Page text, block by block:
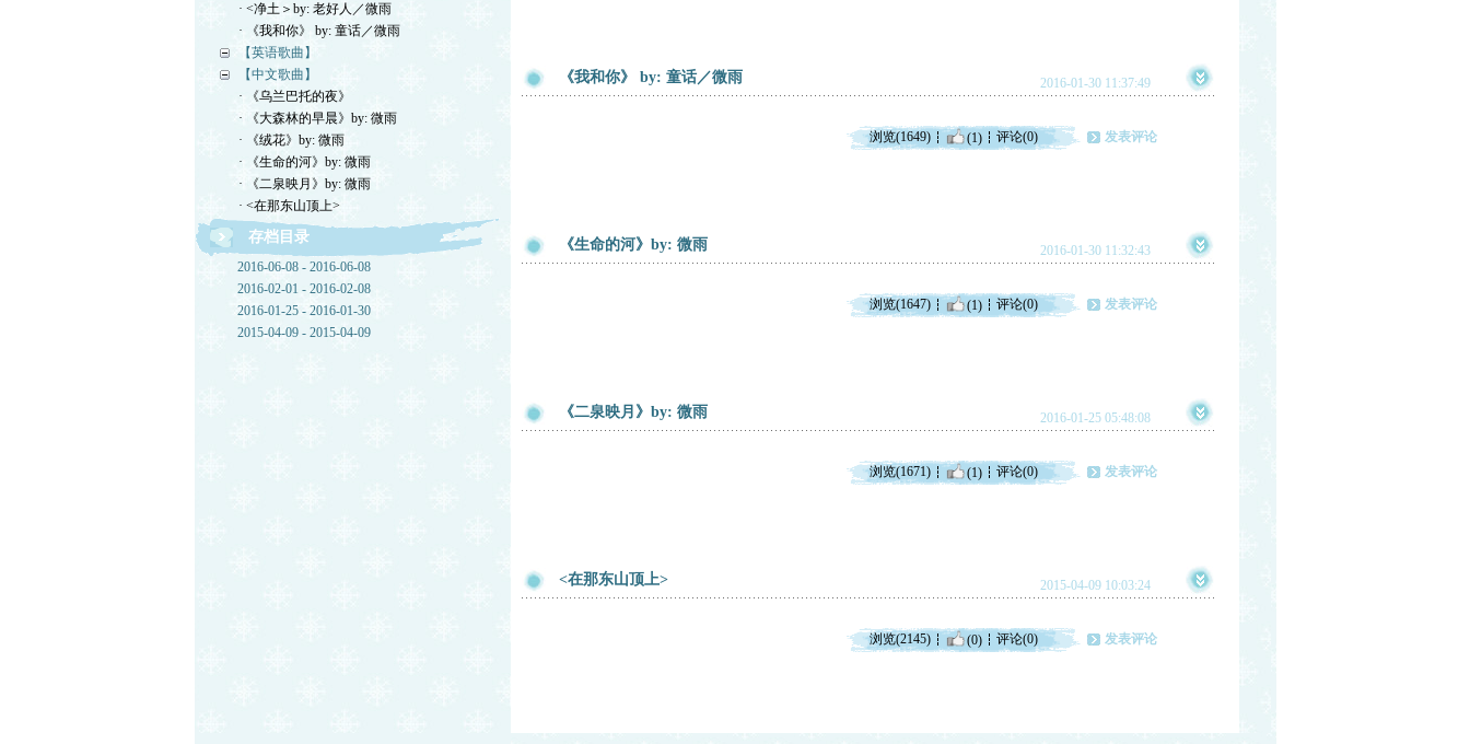
· <净土＞by: 老好人／微雨
· 《我和你》 by: 童话／微雨
【英语歌曲】
【中文歌曲】
· 《乌兰巴托的夜》
· 《大森林的早晨》by: 微雨
· 《绒花》by: 微雨
· 《生命的河》by: 微雨
· 《二泉映月》by: 微雨
· <在那东山顶上>
存档目录
2016-06-08 - 2016-06-08
2016-02-01 - 2016-02-08
2016-01-25 - 2016-01-30
2015-04-09 - 2015-04-09
《我和你》 by: 童话／微雨 2016-01-30 11:37:49
浏览(1649) (1) 评论(0) 发表评论
《生命的河》by: 微雨 2016-01-30 11:32:43
浏览(1647) (1) 评论(0) 发表评论
《二泉映月》by: 微雨 2016-01-25 05:48:08
浏览(1671) (1) 评论(0) 发表评论
<在那东山顶上> 2015-04-09 10:03:24
浏览(2145) (0) 评论(0) 发表评论